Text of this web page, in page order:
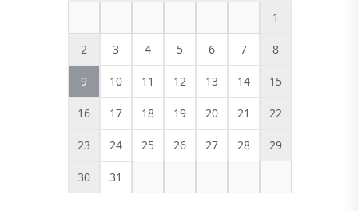
1
2 3 4 5 6 7 8
9 10 11 12 13 14 15
16 17 18 19 20 21 22
23 24 25 26 27 28 29
30 31